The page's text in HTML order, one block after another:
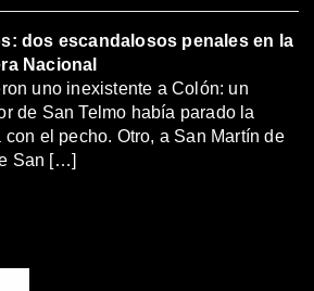
dos escandalosos penales en la
Nacional
uno inexistente a Colón: un
de San Telmo había parado la
con el pecho. Otro, a San Martín de
San […]